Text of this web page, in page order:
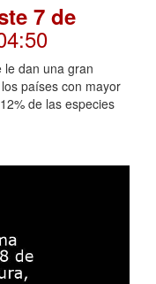
7 de
le dan una gran
países con mayor
de las especies